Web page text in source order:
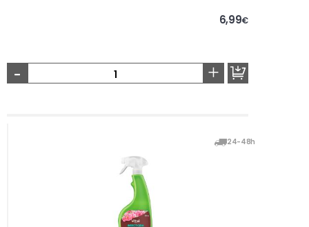
6,99€
- +
24-48h